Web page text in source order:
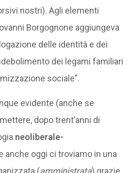
nostri). Agli elementi
Borgognone aggiungeva
delle identità e dei
dei legami familiari
sociale”.
evidente (anche se
dopo trent’anni di
neoliberale-
anche oggi ci troviamo in una
(amministrata) grazie